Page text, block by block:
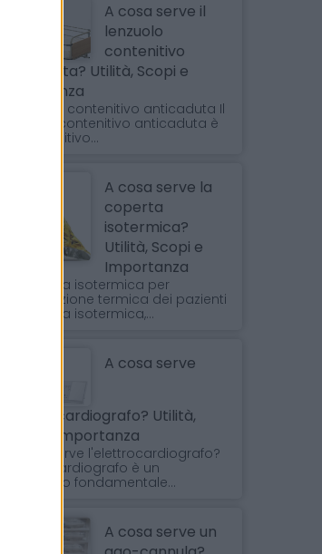
A cosa serve il
lenzuolo
contenitivo
anticaduta? Utilità, Scopi e
Importanza
Il lenzuolo contenitivo anticaduta Il
lenzuolo contenitivo anticaduta è
un dispositivo...
A cosa serve la
coperta
isotermica?
Utilità, Scopi e
Importanza
La coperta isotermica per
stabilizzazione termica dei pazienti
La coperta isotermica,...
A cosa serve
l'elettrocardiografo? Utilità,
Scopi e Importanza
A cosa serve l'elettrocardiografo?
L'elettrocardiografo è un
dispositivo fondamentale...
A cosa serve un